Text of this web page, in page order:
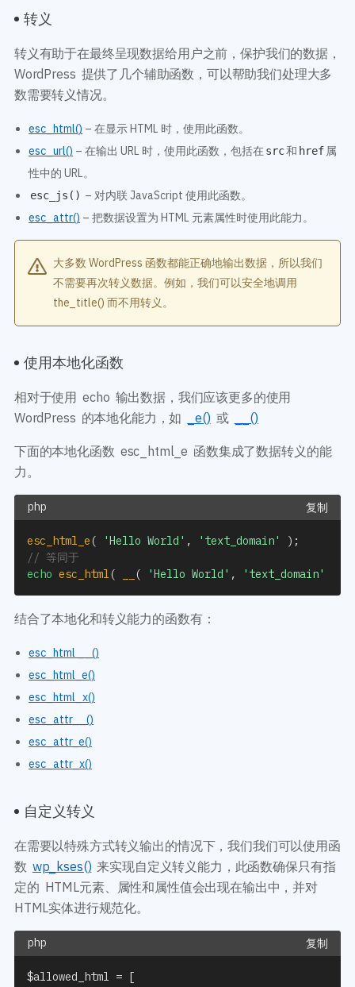
转义
转义有助于在最终呈现数据给用户之前，保护我们的数据，
WordPress 提供了几个辅助函数，可以帮助我们处理大多
数需要转义情况。
esc_html() – 在显示 HTML 时，使用此函数。
esc_url() – 在输出 URL 时，使用此函数，包括在src和 href 属
性中的 URL。
esc_js() – 对内联 JavaScript 使用此函数。
esc_attr() – 把数据设置为 HTML 元素属性时使用此能力。
大多数 WordPress 函数都能正确地输出数据，所以我们
不需要再次转义数据。例如，我们可以安全地调用
the_title() 而不用转义。
使用本地化函数
相对于使用 echo 输出数据，我们应该更多的使用
WordPress 的本地化能力，如
_e() 或 __()
下面的本地化函数 esc_html_e 函数集成了数据转义的能
力。
复制
esc_html_e( 'Hello World' , 'text_domain' ) ;
// 等同于
echo esc_html ( ( 'Hello World' , 'text_domain'
结合了本地化和转义能力的函数有：
esc_html __()
esc_html_e()
esc_html_x()
esc_attr__()
esc_attr_e()
esc_attr_x()
自定义转义
在需要以特殊方式转义输出的情况下，我们我们可以使用函
数 wp_kses() 来实现自定义转义能力，此函数确保只有指
定的 HTML元素、属性和属性值会出现在输出中，并对
HTML实体进行规范化。
复制
$allowed_html = [